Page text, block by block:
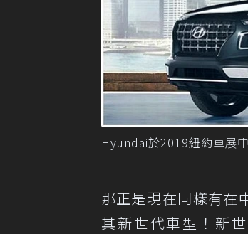
Hyundai於2019紐約車展
那正是現在同樣有在
其新世代車型！新